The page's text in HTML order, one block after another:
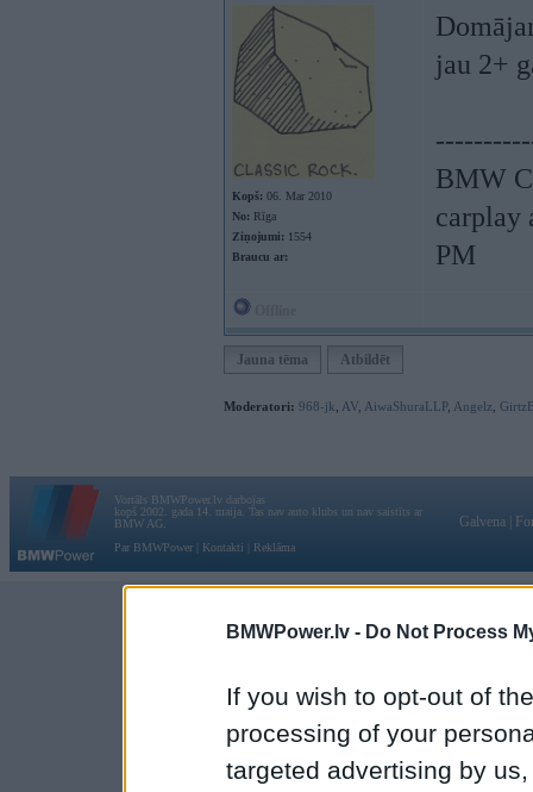
BMWPower.lv - Do Not Process
If you wish to opt-out of
processing of your
targeted advertising by
Kopš: 06. Mar 2010
No: Rīga
Ziņojumi: 1554
Braucu ar:
jau 2+
BMW
carplay
PM
Jauna tēma Atbildēt
Moderatori: 968-jk AV AiwaShuraLLP, Angelz
Vortāls BMWPower.lv darbojas
kopš 2002. gada 14. maija. Tas nav auto klubs un nav saistīts ar
BMW AG.
Par BMWPower
Kontakti Reklāma
Galvena